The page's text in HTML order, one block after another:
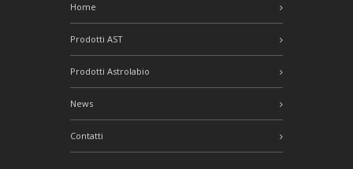
Home
Prodotti AST
Prodotti Astrolabio
News
Contatti